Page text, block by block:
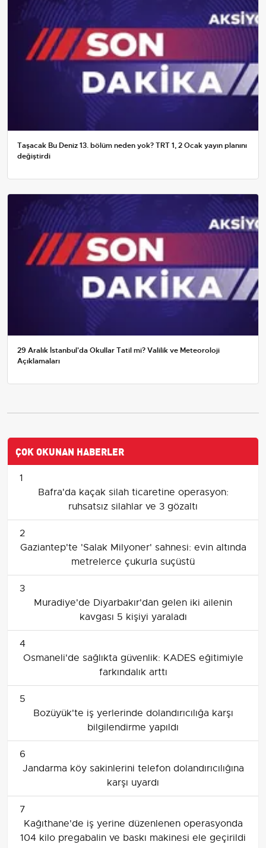
Taşacak Bu Deniz 13. bölüm neden yok? TRT 1, 2 Ocak yayın planını
değiştirdi
29 Aralık İstanbul'da Okullar Tatil mi? Valilik ve Meteoroloji
Açıklamaları
ÇOK OKUNAN HABERLER
1
Bafra'da kaçak silah ticaretine operasyon:
ruhsatsız silahlar ve 3 gözaltı
2
Gaziantep'te 'Salak Milyoner' sahnesi: evin altında
metrelerce çukurla suçüstü
3
Muradiye'de Diyarbakır'dan gelen iki ailenin
kavgası 5 kişiyi yaraladı
4
Osmaneli'de sağlıkta güvenlik: KADES eğitimiyle
farkındalık arttı
5
Bozüyük'te iş yerlerinde dolandırıcılığa karşı
bilgilendirme yapıldı
6
Jandarma köy sakinlerini telefon dolandırıcılığına
karşı uyardı
7
Kağıthane'de iş yerine düzenlenen operasyonda
104 kilo pregabalin ve baskı makinesi ele geçirildi